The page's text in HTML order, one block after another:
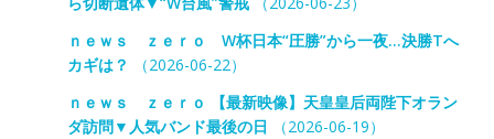
ｎｅｗｓ ｚｅｒｏ W杯日本“圧勝”から一夜…決勝Tへ
カギは？
（2026-06-22）
ｎｅｗｓ ｚｅｒｏ 【最新映像】天皇皇后両陛下オラン
ダ訪問▼人気バンド最後の日
（2026-06-19）